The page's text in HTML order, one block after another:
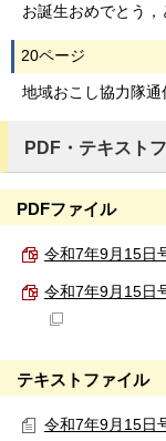
お誕生おめでとう
20ページ
地域おこし協力隊通
PDF・テキスト
PDFファイル
令和7年9月15日
令和7年9月15日
テキストファイル
令和7年9月15日